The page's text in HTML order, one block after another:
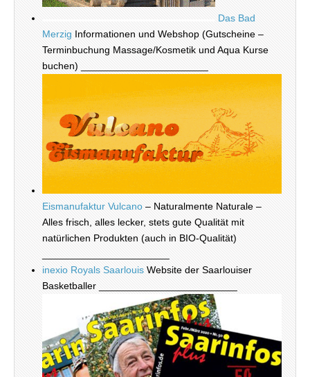
Das Bad
Merzig Informationen und Webshop (Gutscheine –
Terminbuchung Massage/Kosmetik und Aqua Kurse
buchen) _______________________
Eismanufaktur Vulcano – Naturalmente Naturale –
Alles frisch, alles lecker, stets gute Qualität mit
natürlichen Produkten (auch in BIO-Qualität)
inexio Royals Saarlouis Website der Saarlouiser
Basketballer _________________________